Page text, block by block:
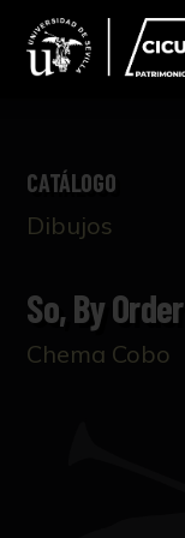
CATÁLOGO
Dibujos
So, By Order
Chema Cobo